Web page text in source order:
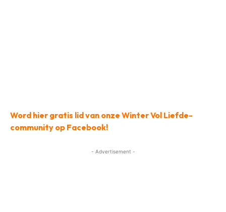
Word hier gratis lid van onze Winter Vol Liefde-
community op Facebook!
- Advertisement -